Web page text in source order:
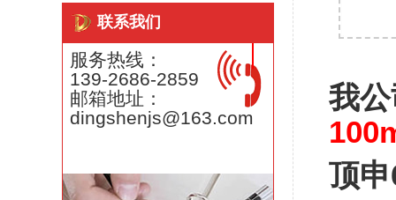
联系我们
服务热线：
139-2686-2859
邮箱地址：
dingshenjs@163.com
我
顶申